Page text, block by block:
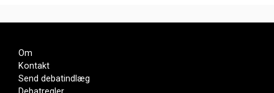
Om
Kontakt
Send debatindlæg